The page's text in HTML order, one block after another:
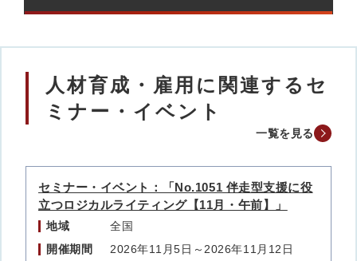
人材育成・雇用に関連するセ
ミナー・イベント
一覧を見る
セミナー・イベント：「No.1051 伴走型支援に役
立つロジカルライティング【11月・午前】」
地域
全国
開催期間
2026年11月5日～2026年11月12日